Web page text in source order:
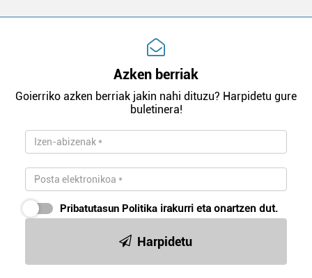
Azken berriak
Goierriko azken berriak jakin nahi dituzu? Harpidetu gure
buletinera!
Pribatutasun Politika irakurri eta onartzen dut.
Harpidetu